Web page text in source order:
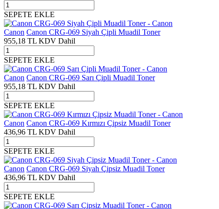
SEPETE EKLE
Canon Canon CRG-069 Siyah Çipli Muadil Toner
955,18 TL KDV Dahil
SEPETE EKLE
Canon Canon CRG-069 Sarı Çipli Muadil Toner
955,18 TL KDV Dahil
SEPETE EKLE
Canon Canon CRG-069 Kırmızı Çipsiz Muadil Toner
436,96 TL KDV Dahil
SEPETE EKLE
Canon Canon CRG-069 Siyah Çipsiz Muadil Toner
436,96 TL KDV Dahil
SEPETE EKLE